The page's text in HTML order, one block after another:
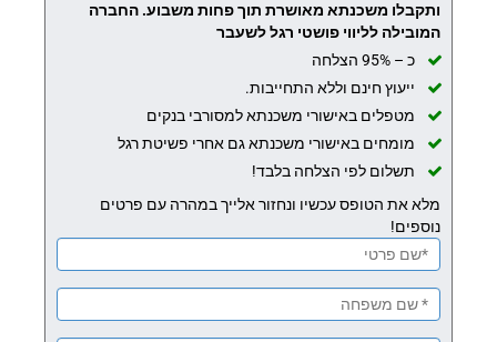
ותקבלו משכנתא מאושרת תוך פחות משבוע. החברה
המובילה לליווי פושטי רגל לשעבר
כ – 95% הצלחה
ייעוץ חינם וללא התחייבות.
מטפלים באישורי משכנתא למסורבי בנקים
מומחים באישורי משכנתא גם אחרי פשיטת רגל
תשלום לפי הצלחה בלבד!
מלא את הטופס עכשיו ונחזור אלייך במהרה עם פרטים
נוספים!